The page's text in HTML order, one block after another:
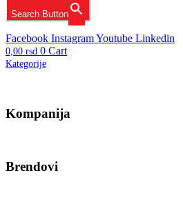
Search Button
Facebook InstagramYoutube Linkedin
0,00 rsd 0 Cart
Kategorije
Kompanija
Brendovi